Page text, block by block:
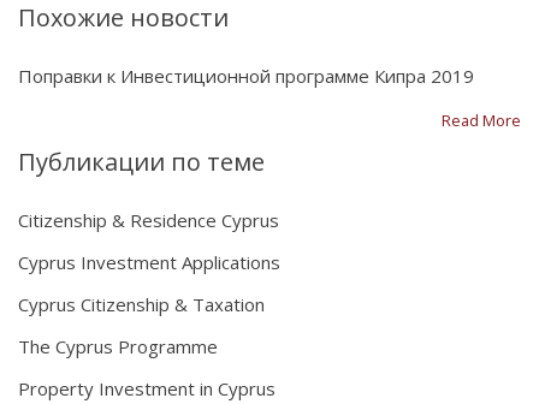
Похожие новости
Поправки к Инвестиционной программе Кипра 2019
Read More
Публикации по теме
Citizenship & Residence Cyprus
Cyprus Investment Applications
Cyprus Citizenship & Taxation
The Cyprus Programme
Property Investment in Cyprus